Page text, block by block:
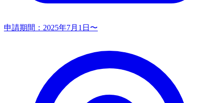
申請期間： 2025年7月1日〜